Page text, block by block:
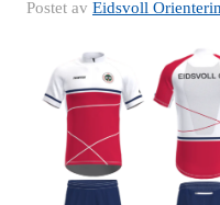
Postet av Eidsvoll